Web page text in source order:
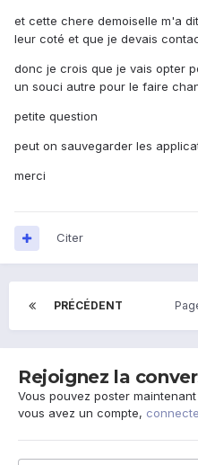
et cette chere demoiselle m'a
leur coté et que je devais
donc je crois que je vais opter
un souci autre pour le faire
petite question
peut on sauvegarder les
merci
Citer
PRÉCÉDENT
Rejoignez la
Vous pouvez poster
vous avez un compte,